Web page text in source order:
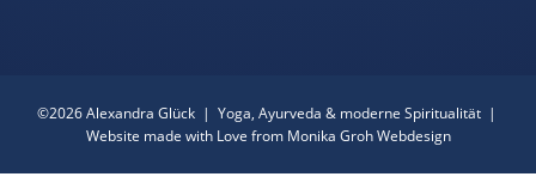
©2026 Alexandra Glück | Yoga, Ayurveda & moderne Spiritualität |
Website made with Love from Monika Groh Webdesign